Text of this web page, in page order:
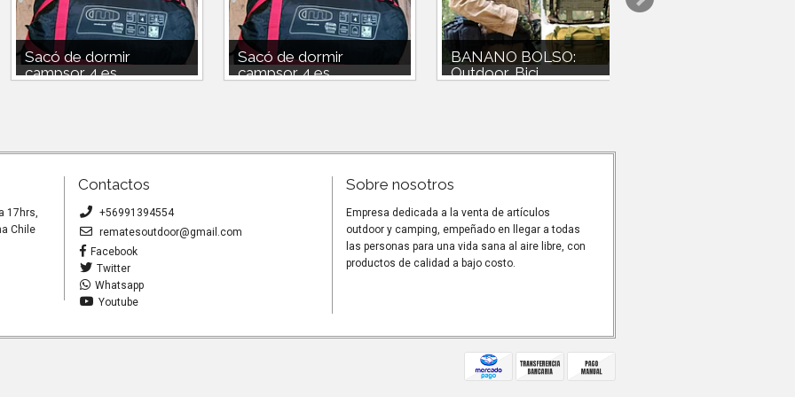
Sacó de dormir
campsor 4 es...
Sacó de dormir
campsor 4 es...
BANANO BOLSO:
Outdoor, Bici...
17hrs,
Chile
Contactos
+56991394554
rematesoutdoor@gmail.com
Facebook
Twitter
Whatsapp
Youtube
Sobre nosotros
Empresa dedicada a la venta de artículos
outdoor y camping, empeñado en llegar a todas
las personas para una vida sana al aire libre, con
productos de calidad a bajo costo.